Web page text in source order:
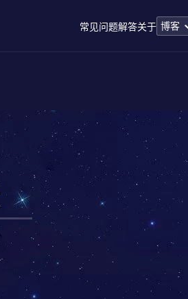
常见问题解答关于 博客